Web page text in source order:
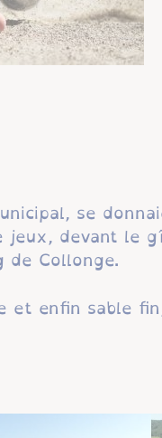
se
devant le
Collonge.
et enfin sable